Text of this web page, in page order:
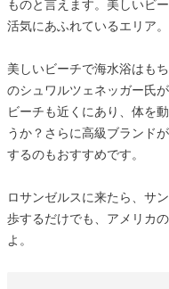
ものと言えます。美しいビ
活気にあふれているエリア。
美しいビーチで海水浴はも
のシュワルツェネッガー氏
ビーチも近くにあり、体を
うか？さらに高級ブランド
するのもおすすめです。
ロサンゼルスに来たら、サ
歩するだけでも、アメリカ
よ。